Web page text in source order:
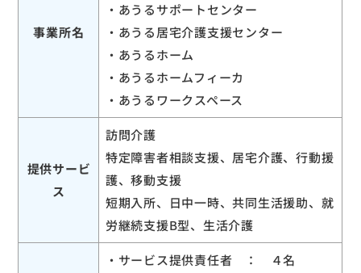
事業所名
・あうるサポートセンター
・あうる居宅介護支援センター
・あうるホーム
・あうるホームフィーカ
・あうるワークスペース
提供サービ
ス
訪問介護
特定障害者相談支援、居宅介護、行動援
護、移動支援
短期入所、日中一時、共同生活援助、就
労継続支援B型、生活介護
・サービス提供責任者 ： ４名